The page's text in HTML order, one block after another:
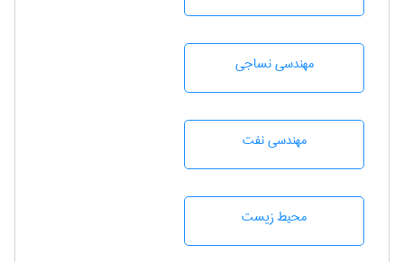
مهندسي نساجی
مهندسی نفت
محيط زيست